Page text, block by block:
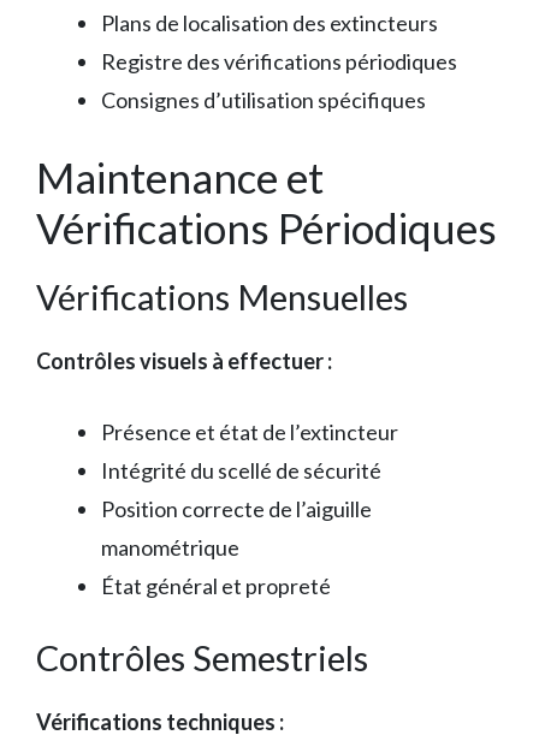
Plans de localisation des extincteurs
Registre des vérifications périodiques
Consignes d’utilisation spécifiques
Maintenance et
Vérifications Périodiques
Vérifications Mensuelles
Contrôles visuels à effectuer :
Présence et état de l’extincteur
Intégrité du scellé de sécurité
Position correcte de l’aiguille
manométrique
État général et propreté
Contrôles Semestriels
Vérifications techniques :